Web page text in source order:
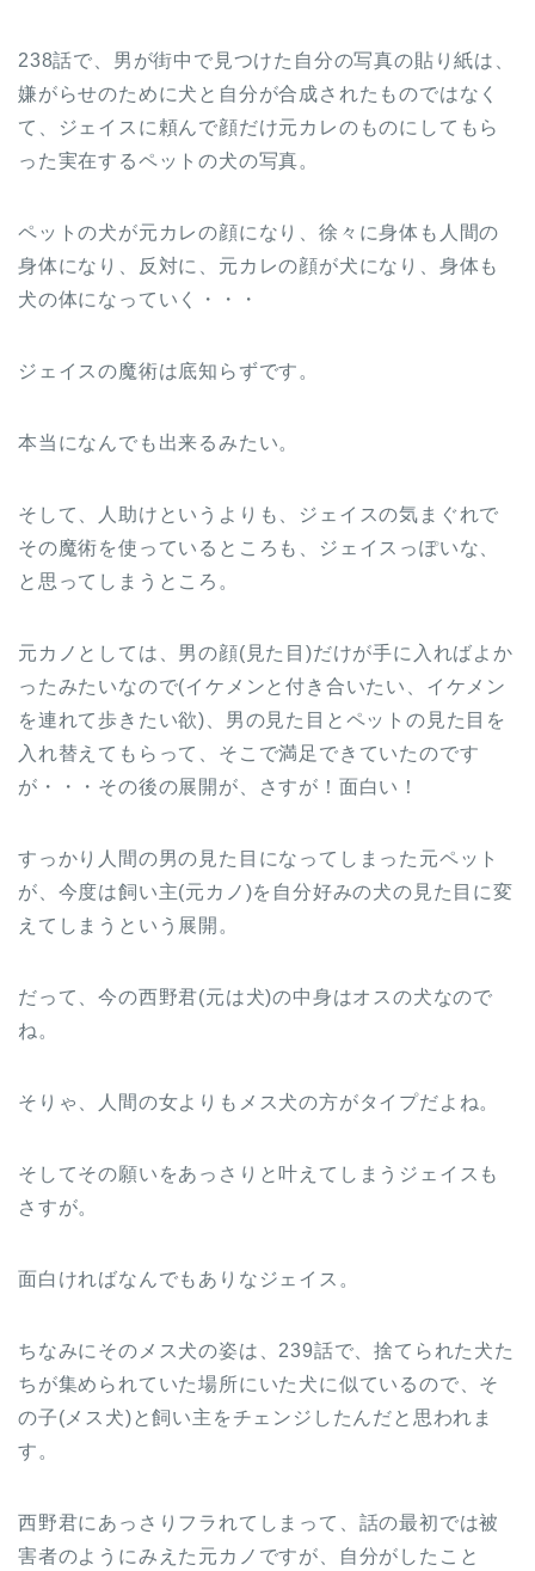
238話で、男が街中で見つけた自分の写真の貼り紙は、
嫌がらせのために犬と自分が合成されたものではなく
て、ジェイスに頼んで顔だけ元カレのものにしてもら
った実在するペットの犬の写真。
ペットの犬が元カレの顔になり、徐々に身体も人間の
身体になり、反対に、元カレの顔が犬になり、身体も
犬の体になっていく・・・
ジェイスの魔術は底知らずです。
本当になんでも出来るみたい。
そして、人助けというよりも、ジェイスの気まぐれで
その魔術を使っているところも、ジェイスっぽいな、
と思ってしまうところ。
元カノとしては、男の顔(見た目)だけが手に入ればよか
ったみたいなので(イケメンと付き合いたい、イケメン
を連れて歩きたい欲)、男の見た目とペットの見た目を
入れ替えてもらって、そこで満足できていたのです
が・・・その後の展開が、さすが！面白い！
すっかり人間の男の見た目になってしまった元ペット
が、今度は飼い主(元カノ)を自分好みの犬の見た目に変
えてしまうという展開。
だって、今の西野君(元は犬)の中身はオスの犬なので
ね。
そりゃ、人間の女よりもメス犬の方がタイプだよね。
そしてその願いをあっさりと叶えてしまうジェイスも
さすが。
面白ければなんでもありなジェイス。
ちなみにそのメス犬の姿は、239話で、捨てられた犬た
ちが集められていた場所にいた犬に似ているので、そ
の子(メス犬)と飼い主をチェンジしたんだと思われま
す。
西野君にあっさりフラれてしまって、話の最初では被
害者のようにみえた元カノですが、自分がしたこと